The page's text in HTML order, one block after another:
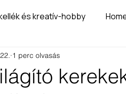
és kreatív-hobby
szezonok és alkalmak
1 perc olvasás